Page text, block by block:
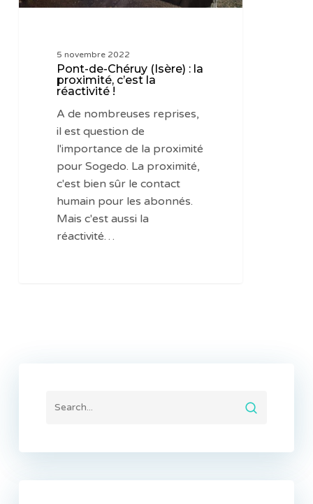
la
5 novembre 2022
Pont-de-Chéruy (Isère) : la
proximité, c’est la
réactivité !
A de nombreuses reprises,
il est question de
l'importance de la proximité
pour Sogedo. La proximité,
c'est bien sûr le contact
humain pour les abonnés.
Mais c'est aussi la
réactivité…